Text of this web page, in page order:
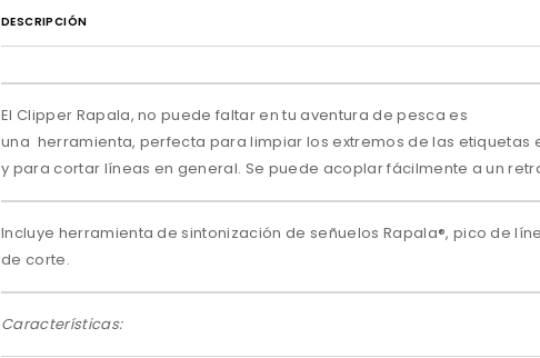
DESCRIPCIÓN
El Clipper Rapala, no puede faltar en tu aventura de pesca es
una herramienta, perfecta para limpiar los extremos de las etiquetas
y para cortar líneas en general. Se puede acoplar fácilmente a un
Incluye herramienta de sintonización de señuelos Rapala®, pico de
de corte.
Características: